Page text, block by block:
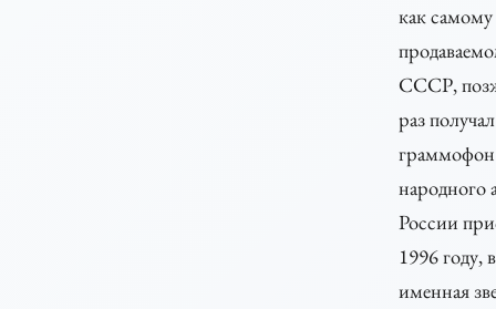
как самому
СССР,
раз
народного
России
1996 году,
именная